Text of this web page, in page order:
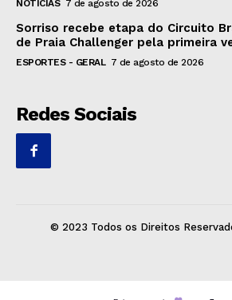
NOTÍCIAS 7 de agosto de 2026
Sorriso recebe etapa do Circuito
de Praia Challenger pela primeira
ESPORTES - GERAL 7 de agosto de 2026
Redes Sociais
© 2023 Todos os Direitos